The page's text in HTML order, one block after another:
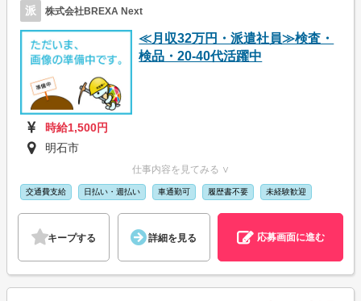
派 株式会社BREXA Next
≪月収32万円・派遣社員≫検査・
検品・20-40代活躍中
時給1,500円
明石市
仕事内容を見てみる ∨
交通費支給 日払い・週払い 車通勤可 履歴書不要 未経験歓迎
キープする 詳細を見る 応募画面に進む